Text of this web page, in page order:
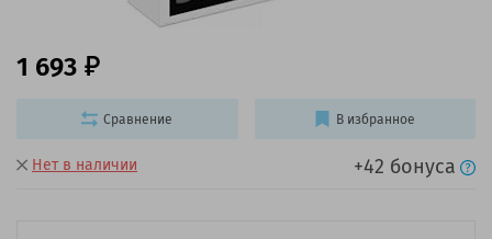
Нет в наличии +42 бонуса
1 693
Сравнение В избранное